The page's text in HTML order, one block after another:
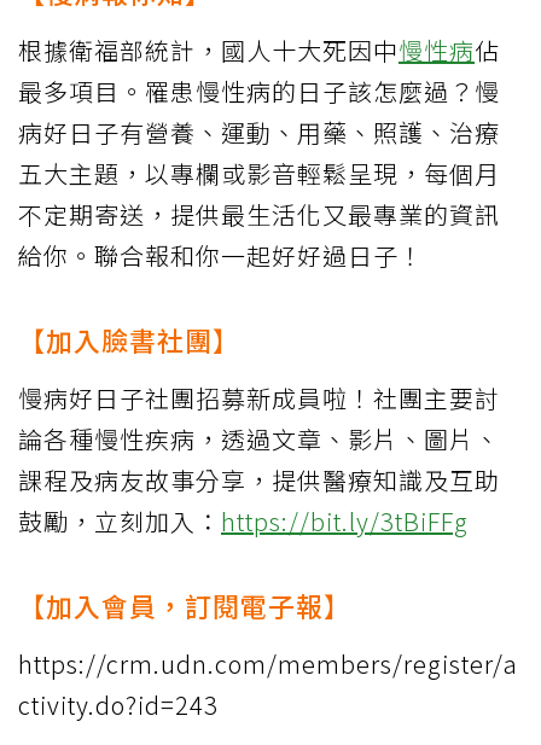
根據衛福部統計，國人十大死因中慢性病佔
最多項目。罹患慢性病的日子該怎麼過？慢
病好日子有營養、運動、用藥、照護、治療
五大主題，以專欄或影音輕鬆呈現，每個月
不定期寄送，提供最生活化又最專業的資訊
給你。聯合報和你一起好好過日子！
【加入臉書社團】
慢病好日子社團招募新成員啦！社團主要討
論各種慢性疾病，透過文章、影片、圖片、
課程及病友故事分享，提供醫療知識及互助
鼓勵，立刻加入： https://bit.ly/3tBiFFg
【加入會員，訂閱電子報】
https://crm.udn.com/members/register/a
ctivity.do?id=243